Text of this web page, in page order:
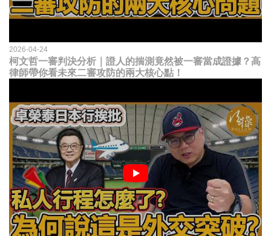
2026-04-24
柯文哲一審判決分析｜證人的揣測竟然被一審當成證據？高
律師帶你看未來二審攻防的兩大核心點！